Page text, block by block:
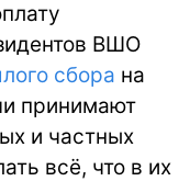
ВШО
сбора на
принимают
и частных
всё, что в их